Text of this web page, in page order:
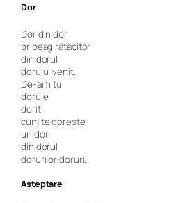
Dor
Dor din dor
pribeag rătăcitor
din dorul
dorului venit.
De-ai fi tu
dorule
dorit
cum te doreşte
un dor
din dorul
dorurilor doruri.
Aşteptare